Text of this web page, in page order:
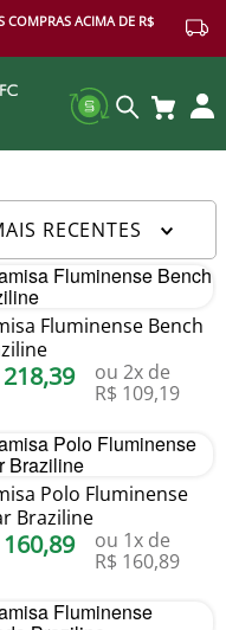
COMPRAS ACIMA DE R$
RECENTES
Fluminense Bench
218,39 ou 2x de
R$ 109,19
Polo Fluminense
Braziline
160,89 ou 1x de
R$ 160,89